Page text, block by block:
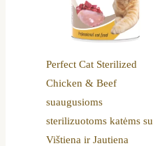
Perfect Cat Sterilized
Chicken & Beef
suaugusioms
sterilizuotoms katėms su
Vištiena ir Jautiena